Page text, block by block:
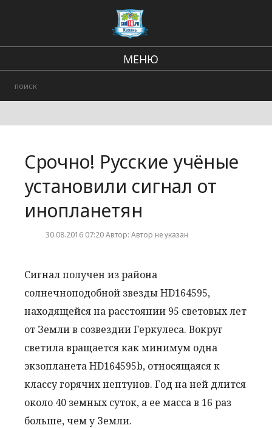
МЕНЮ
Городские события
Срочно! Русские учёные
установили сигнал от
инопланетян
30.08.2016 07:20 Автор: Автор не указан
Сигнал получен из района
солнечноподобной звезды HD164595,
находящейся на расстоянии 95 световых лет
от Земли в созвездии Геркулеса. Вокруг
светила вращается как минимум одна
экзопланета HD164595b, относящаяся к
классу горячих нептунов. Год на ней длится
около 40 земных суток, а ее масса в 16 раз
больше, чем у Земли.